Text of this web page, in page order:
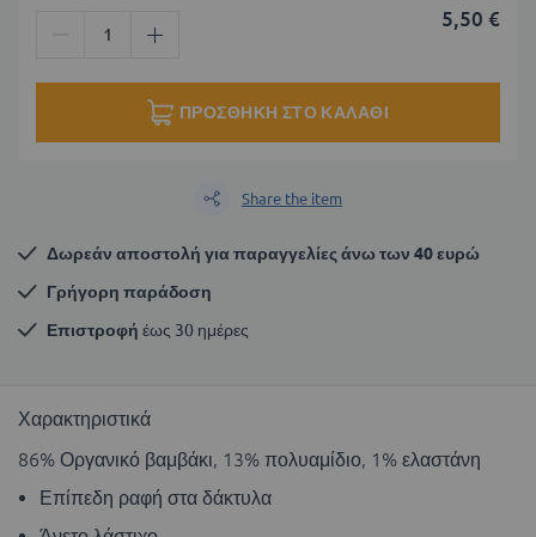
5,50 €
ΠΡΟΣΘΉΚΗ ΣΤΟ ΚΑΛΆΘΙ
Share the item
Δωρεάν αποστολή για παραγγελίες άνω των 40 ευρώ
Γρήγορη παράδοση
Επιστροφή έως 30 ημέρες
Χαρακτηριστικά
86% Οργανικό βαμβάκι, 13% πολυαμίδιο, 1% ελαστάνη
Επίπεδη ραφή στα δάκτυλα